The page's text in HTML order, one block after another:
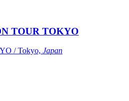
TOUR TOKYO
/ Tokyo, Japan